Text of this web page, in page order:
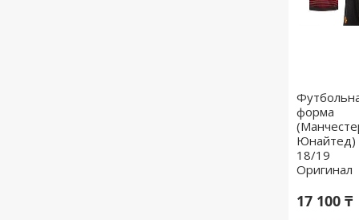
форма
Юнайтед)
18/19
Оригинал
17 100 ₸